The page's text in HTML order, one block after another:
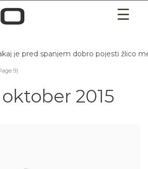
je pred spanjem dobro pojesti žlico
9)
oktober 2015